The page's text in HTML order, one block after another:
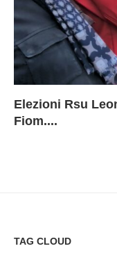
Elezioni Rsu
Fiom....
TAG CLOUD